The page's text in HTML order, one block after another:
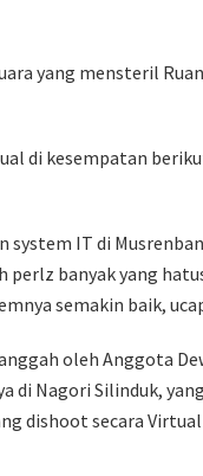
yang mensteril
di kesempatan
system IT di
banyak yang
semakin baik,
oleh Anggota
di Nagori Silinduk,
dishoot secara